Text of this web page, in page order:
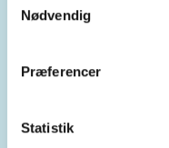
Nødvendig
Præferencer
Statistik